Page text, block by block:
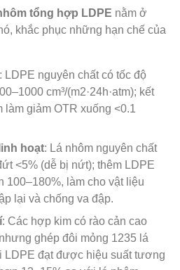
tổng hợp LDPE nằm ở
khắc phục những hạn chế của
: LDPE nguyên chất có tốc độ
cm³/(m2·24h·atm); kết
làm giảm OTR xuống <0.1
hoạt: Lá nhôm nguyên chất
<5% (dễ bị nứt); thêm LDPE
100–180%, làm cho vật liệu
lại và chống va đập.
: Các hợp kim có rào cản cao
ghép đôi mỏng 1235 lá
LDPE đạt được hiệu suất tương